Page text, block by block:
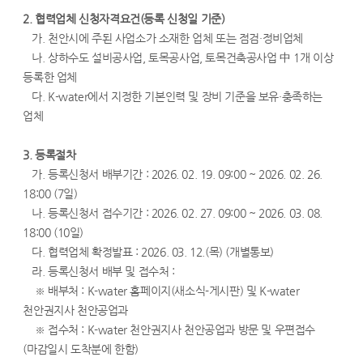
2. 협력업체 신청자격요건(등록 신청일 기준)
가. 천안시에 주된 사업소가 소재한 업체 또는 점검·정비업체
나. 상하수도 설비공사업, 토목공사업, 토목건축공사업 中 1개 이상
등록한 업체
다. K-water에서 지정한 기본인력 및 장비 기준을 보유·충족하는
업체
3. 등록절차
가. 등록신청서 배부기간 : 2026. 02. 19. 09:00 ~ 2026. 02. 26.
18:00 (7일)
나. 등록신청서 접수기간 : 2026. 02. 27. 09:00 ~ 2026. 03. 08.
18:00 (10일)
다. 협력업체 확정발표 : 2026. 03. 12.(목) (개별통보)
라. 등록신청서 배부 및 접수처 :
※ 배부처 : K-water 홈페이지(새소식-게시판) 및 K-water
천안권지사 천안공업과
※ 접수처 : K-water 천안권지사 천안공업과 방문 및 우편접수
(마감일시 도착분에 한함)